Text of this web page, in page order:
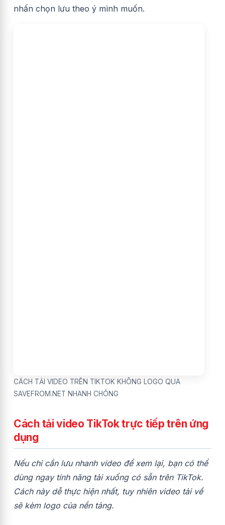
nhấn chọn lưu theo ý mình muốn.
CÁCH TẢI VIDEO TRÊN TIKTOK KHÔNG LOGO QUA
SAVEFROM.NET NHANH CHÓNG
Cách tải video TikTok trực tiếp trên ứng
dụng
Nếu chỉ cần lưu nhanh video để xem lại, bạn có thể
dùng ngay tính năng tải xuống có sẵn trên TikTok.
Cách này dễ thực hiện nhất, tuy nhiên video tải về
sẽ kèm logo của nền tảng.